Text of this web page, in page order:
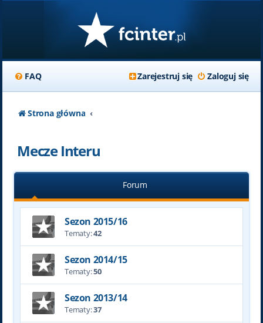
FAQ Zaloguj się
Zarejestruj się
Strona główna
Mecze Interu
Forum
Sezon 2015/16
Tematy:42
Sezon 2014/15
Tematy:50
Sezon 2013/14
Tematy:37